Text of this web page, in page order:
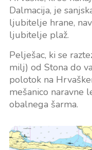
Dalmacija, je
ljubitelje hrane,
ljubitelje plaž.
Pelješac, ki se
milj) od Stona do
polotok na
mešanico naravne
obalnega šarma.